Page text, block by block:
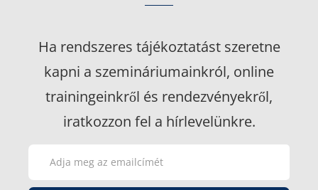
Ha rendszeres tájékoztatást szeretne
kapni a szemináriumainkról, online
trainingeinkről és rendezvényekről,
iratkozzon fel a hírlevelünkre.